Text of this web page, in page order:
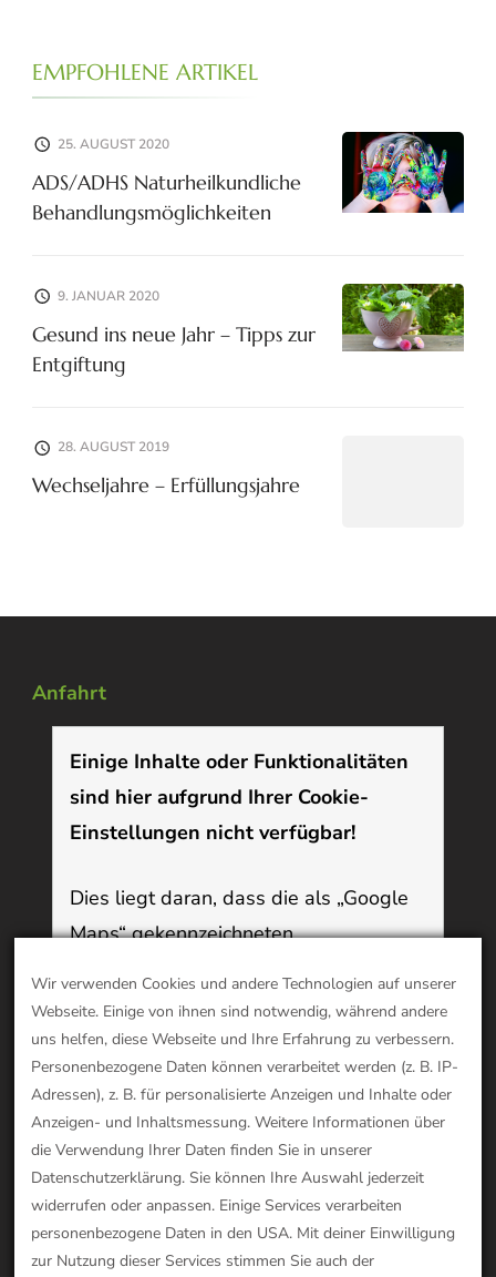
EMPFOHLENE ARTIKEL
25. AUGUST 2020
ADS/ADHS Naturheilkundliche
Behandlungsmöglichkeiten
9. JANUAR 2020
Gesund ins neue Jahr – Tipps zur
Entgiftung
28. AUGUST 2019
Wechseljahre – Erfüllungsjahre
Anfahrt
Einige Inhalte oder Funktionalitäten
sind hier aufgrund Ihrer Cookie-
Einstellungen nicht verfügbar!
Dies liegt daran, dass die als „Google
Maps“ gekennzeichneten
die Sie deaktiviert haben. Um diesen
Inhalt anzuzeigen oder diese
Funktionalität zu nutzen, aktivieren Sie
bitte Cookies:
Klicken Sie hier, um Ihre
Cookie-Einstellungen zu öffnen
Wir verwenden Cookies und andere Technologien auf unserer
Webseite. Einige von ihnen sind notwendig, während andere
uns helfen, diese Webseite und Ihre Erfahrung zu verbessern.
Personenbezogene Daten können verarbeitet werden (z. B. IP-
Adressen), z. B. für personalisierte Anzeigen und Inhalte oder
Anzeigen- und Inhaltsmessung. Weitere Informationen über
die Verwendung Ihrer Daten finden Sie in unserer
Datenschutzerklärung. Sie können Ihre Auswahl jederzeit
widerrufen oder anpassen. Einige Services verarbeiten
personenbezogene Daten in den USA. Mit deiner Einwilligung
zur Nutzung dieser Services stimmen Sie auch der